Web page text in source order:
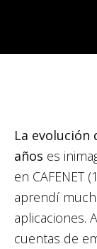
La evolución
años es
en CAFENET
aprendí
aplicaciones.
cuentas de